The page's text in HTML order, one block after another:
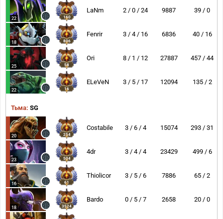
22 160
LaNm 2 / 0 / 24 9887 39 / 0
18 806
Fenrir 3 / 4 / 16 6836 40 / 16
25 58
Ori 8 / 1 / 12 27887 457 / 44
22 16
ELeVeN 3 / 5 / 17 12094 135 / 2
Тьма: SG
20 254
Costabile 3 / 6 / 4 15074 293 / 31
23 504
4dr 3 / 4 / 4 23429 499 / 6
16 61
Thiolicor 3 / 5 / 6 7886 65 / 2
18 3524
Bardo 0 / 5 / 7 2658 20 / 0